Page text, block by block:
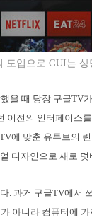
도입으로 GUI는
을 때 당장 구글TV
이전의 인터페이스
에 맞춘 유투브의
디자인으로 새로
. 과거 구글TV에서
아니라 컴퓨터에